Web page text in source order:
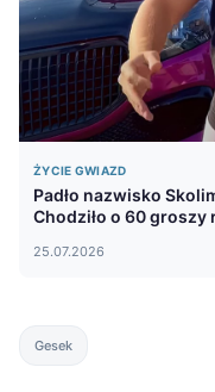
ŻYCIE GWIAZD
Padło nazwisko
Chodziło o 60
25.07.2026
Gesek